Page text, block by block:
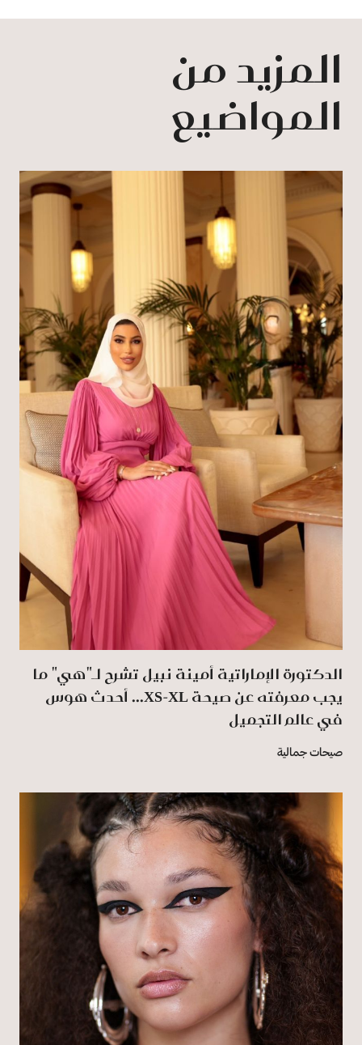
المزيد من
المواضيع
الدكتورة الإماراتية أمينة نبيل تشرح لـ"هي" ما
يجب معرفته عن صيحة XS-XL... أحدث هوس
في عالم التجميل
صيحات جمالية